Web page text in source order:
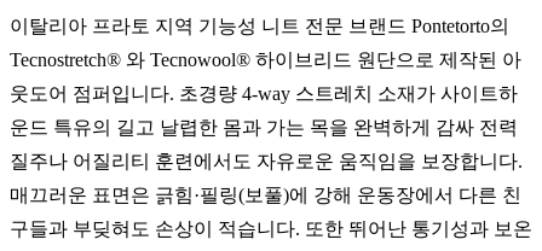
이탈리아 프라토 지역 기능성 니트 전문 브랜드 Pontetorto의
Tecnostretch® 와 Tecnowool® 하이브리드 원단으로 제작된 아
웃도어 점퍼입니다. 초경량 4‑way 스트레치 소재가 사이트하
운드 특유의 길고 날렵한 몸과 가는 목을 완벽하게 감싸 전력
질주나 어질리티 훈련에서도 자유로운 움직임을 보장합니다.
매끄러운 표면은 긁힘·필링(보풀)에 강해 운동장에서 다른 친
구들과 부딪혀도 손상이 적습니다. 또한 뛰어난 통기성과 보온